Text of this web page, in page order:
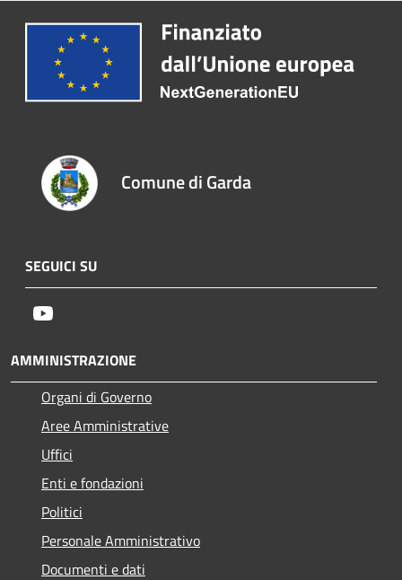
Comune di Garda
SEGUICI SU
AMMINISTRAZIONE
Organi di Governo
Aree Amministrative
Uffici
Enti e fondazioni
Politici
Personale Amministrativo
Documenti e dati